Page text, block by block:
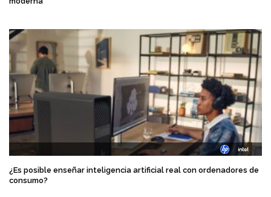
¿Es posible enseñar inteligencia artificial real con ordenadores de
consumo?